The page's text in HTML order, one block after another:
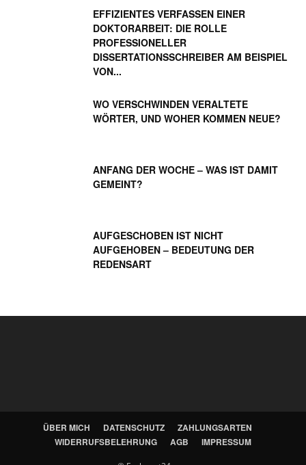
EFFIZIENTES VERFASSEN EINER
DOKTORARBEIT: DIE ROLLE
PROFESSIONELLER
DISSERTATIONSSCHREIBER AM BEISPIEL
VON...
WO VERSCHWINDEN VERALTETE
WÖRTER, UND WOHER KOMMEN NEUE?
ANFANG DER WOCHE – WAS IST DAMIT
GEMEINT?
AUFGESCHOBEN IST NICHT
AUFGEHOBEN – BEDEUTUNG DER
REDENSART
ÜBER MICH DATENSCHUTZ
ZAHLUNGSARTEN
WIDERRUFSBELEHRUNG
AGB IMPRESSUM